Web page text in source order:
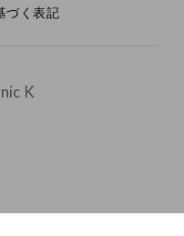
づく表記
K